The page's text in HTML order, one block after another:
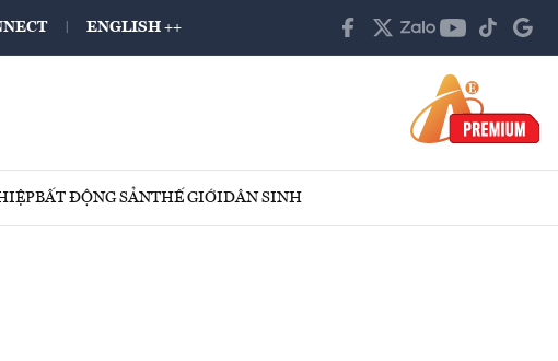
ENGLISH ++
BẤT ĐỘNG SẢNTHẾ GIỚIDÂN SINH